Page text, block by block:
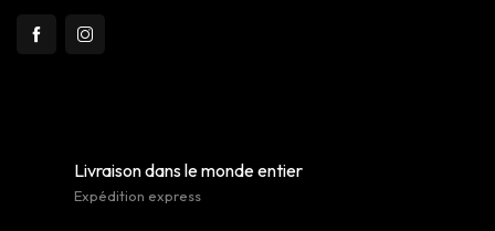
Livraison dans le monde entier
Expédition express